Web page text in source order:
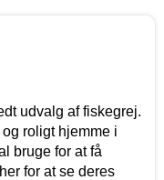
udvalg af fiskegrej.
roligt hjemme i
bruge for at få
for at se deres